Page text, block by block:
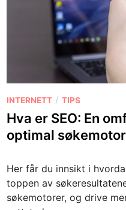
P
o
t
d
i
n
INTERNETT /TIPS
Hva er SEO: En
optimal
Her får du innsikt i
toppen av
søkemotorer, og drive